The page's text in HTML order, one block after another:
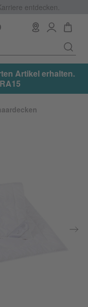
entdecken.
Artikel erhalten.